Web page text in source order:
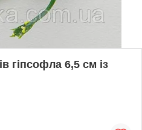
гіпсофла 6,5 см із